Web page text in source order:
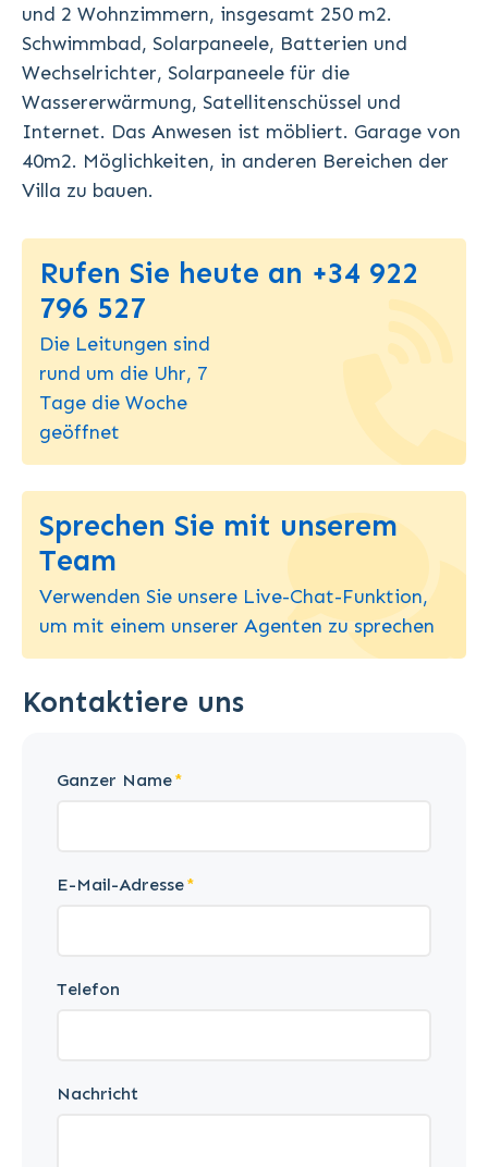
und 2 Wohnzimmern, insgesamt 250 m2.
Schwimmbad, Solarpaneele, Batterien und
Wechselrichter, Solarpaneele für die
Wassererwärmung, Satellitenschüssel und
Internet. Das Anwesen ist möbliert. Garage von
40m2. Möglichkeiten, in anderen Bereichen der
Villa zu bauen.
Rufen Sie heute an +34 922
796 527
Die Leitungen sind
rund um die Uhr, 7
Tage die Woche
geöffnet
Sprechen Sie mit unserem
Team
Verwenden Sie unsere Live-Chat-Funktion,
um mit einem unserer Agenten zu sprechen
Kontaktiere uns
Ganzer Name
E-Mail-Adresse
Telefon
Nachricht